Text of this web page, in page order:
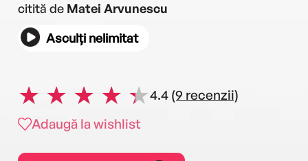
citită de Matei Arvunescu
Asculți nelimitat
4.4 (9 recenzii)
Adaugă la wishlist